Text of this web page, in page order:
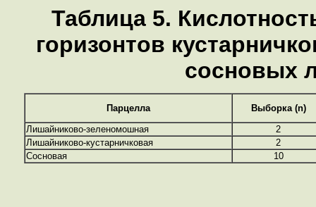
Таблица 5.
горизонтов
сосновых
Парцелла
Выборка (n)
Лишайниково-зеленомошная
2
Лишайниково-кустарничковая
2
Сосновая
10